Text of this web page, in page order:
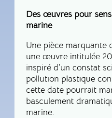
Des œuvres pour
marine
Une pièce marquante
une œuvre intitulée
inspiré d’un constat
pollution plastique
cette date pourrait
basculement
marine.